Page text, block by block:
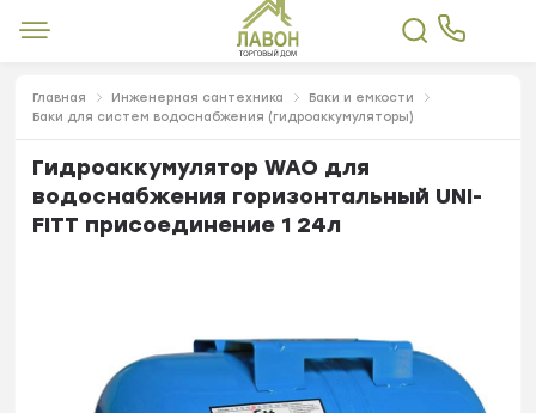
Главная Инженерная сантехника
Баки и емкости
Баки для систем водоснабжения (гидроаккумуляторы)
Гидроаккумулятор WAO для
водоснабжения горизонтальный UNI-
FITT присоединение 1 24л